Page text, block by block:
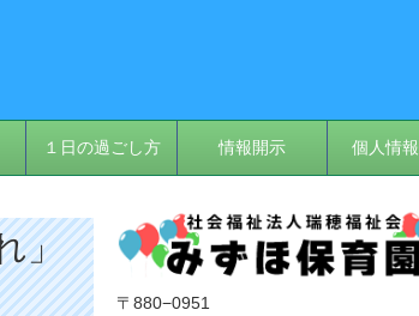
１日の過ごし方 情報開示 個人情
」
〒880−0951